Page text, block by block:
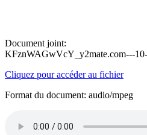
Document joint:
KFznWAGwVcY_y2mate.com---
Cliquez pour accéder au fichier
Format du document: audio/mpeg